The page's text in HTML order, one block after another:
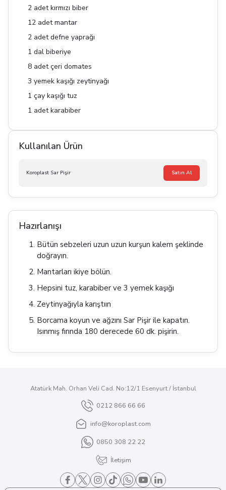
2 adet kırmızı biber
12 adet mantar
2 adet defne yaprağı
1 dal biberiye
8 adet çeri domates
3 yemek kaşığı zeytinyağı
1 çay kaşığı tuz
1 adet karabiber
Kullanılan Ürün
Koroplast Sar Pişir Satın Al
Hazırlanışı
Bütün sebzeleri uzun uzun kurşun kalem şeklinde
doğrayın.
Mantarları ikiye bölün.
Hepsini tuz, karabiber ve 3 yemek kaşığı
Zeytinyağıyla karıştıın
Borcama koyun ve ağzını Sar Pişir ile kapatın.
Isınmış fırında 180 derecede 60 dk. pişirin.
Atatürk Mah. Orhan Veli Cad. No:12/1 Esenyurt / İstanbul
0212 866 66 66
info@koroplast.com
0850 308 22 22
İletişim